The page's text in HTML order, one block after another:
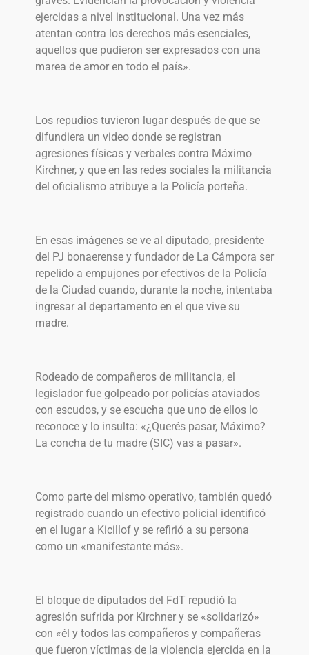
ejercidas a nivel institucional. Una vez más
atentan contra los derechos más esenciales,
aquellos que pudieron ser expresados con una
marea de amor en todo el país».
Los repudios tuvieron lugar después de que se
difundiera un video donde se registran
agresiones físicas y verbales contra Máximo
Kirchner, y que en las redes sociales la militancia
del oficialismo atribuye a la Policía porteña.
En esas imágenes se ve al diputado, presidente
del PJ bonaerense y fundador de La Cámpora ser
repelido a empujones por efectivos de la Policía
de la Ciudad cuando, durante la noche, intentaba
ingresar al departamento en el que vive su
madre.
Rodeado de compañeros de militancia, el
legislador fue golpeado por policías ataviados
con escudos, y se escucha que uno de ellos lo
reconoce y lo insulta: «¿Querés pasar, Máximo?
La concha de tu madre (SIC) vas a pasar».
Como parte del mismo operativo, también quedó
registrado cuando un efectivo policial identificó
en el lugar a Kicillof y se refirió a su persona
como un «manifestante más».
El bloque de diputados del FdT repudió la
agresión sufrida por Kirchner y se «solidarizó»
con «él y todos las compañeros y compañeras
que fueron víctimas de la violencia ejercida en la